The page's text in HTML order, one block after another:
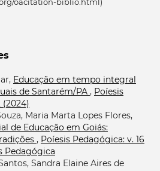
Educação em tempo integral
de Santarém/PA , Poíesis
(2024)
Maria Marta Lopes Flores,
de Educação em Goiás:
, Poíesis Pedagógica: v. 16
Pedagógica
Sandra Elaine Aires de